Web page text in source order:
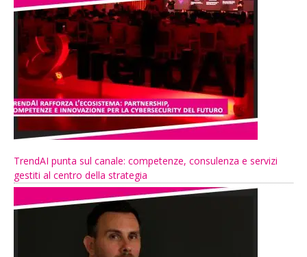
TrendAI punta sul canale: competenze, consulenza e servizi
gestiti al centro della strategia